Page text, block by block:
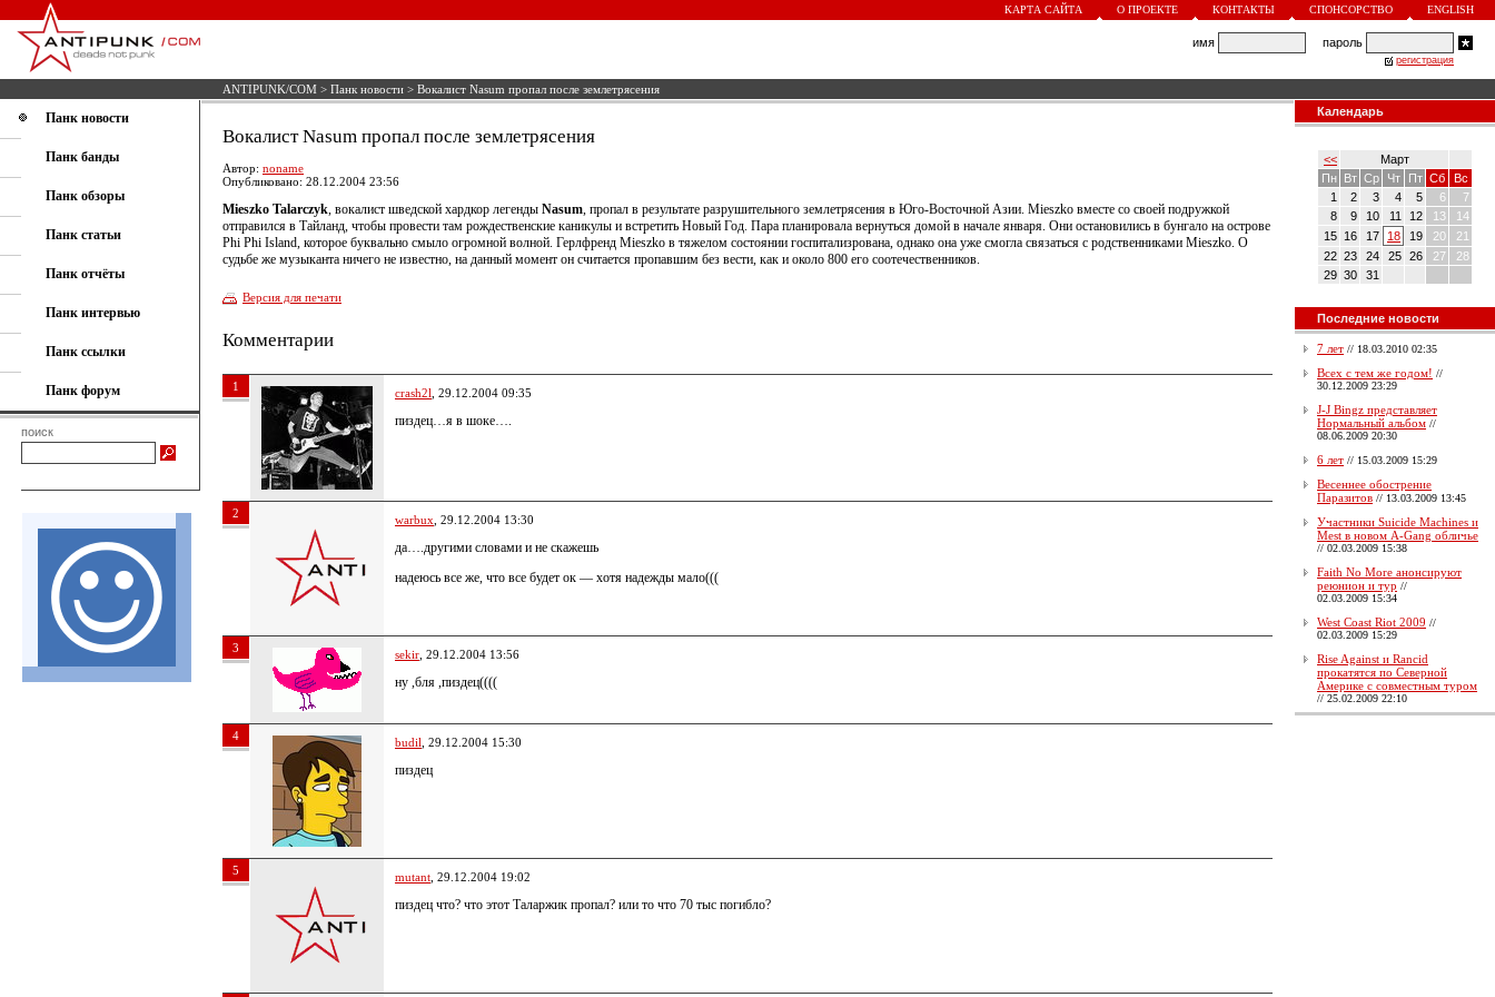
КАРТА САЙТА О ПРОЕКТЕ КОНТАКТЫ СПОНСОРСТВО ENGLISH
имя пароль
регистрация
ANTIPUNK/COM > Панк новости > Вокалист Nasum пропал после землетрясения
Панк новости
Панк банды
Панк обзоры
Панк статьи
Панк отчёты
Панк интервью
Панк ссылки
Панк форум
поиск
Вокалист Nasum пропал после землетрясения
Автор: noname
Опубликовано: 28.12.2004 23:56
Mieszko Talarczyk, вокалист шведской хардкор легенды Nasum, пропал в результате разрушительного землетрясения в Юго-Восточной Азии. Mieszko вместе со своей подружкой
отправился в Тайланд, чтобы провести там рождественские каникулы и встретить Новый Год. Пара планировала вернуться домой в начале января. Они остановились в бунгало на острове
Phi Phi Island, которое буквально смыло огромной волной. Герлфренд Mieszko в тяжелом состоянии госпитализрована, однако она уже смогла связаться с родственниками Mieszko. О
судьбе же музыканта ничего не известно, на данный момент он считается пропавшим без вести, как и около 800 его соотечественников.
Версия для печати
Комментарии
1 crash2l , 29.12.2004 09:35
пиздец…я в шоке….
2 warbux , 29.12.2004 13:30
да….другими словами и не скажешь
надеюсь все же, что все будет ок — хотя надежды мало(((
3 sekir , 29.12.2004 13:56
ну ,бля ,пиздец((((
4 budil , 29.12.2004 15:30
пиздец
5 mutant , 29.12.2004 19:02
пиздец что? что этот Таларжик пропал? или то что 70 тыс погибло?
Календарь
<<
Март
Пн
Вт Ср Чт Пт Сб
Вс
1
2 3 4 5 6
7
8
9 10 11 12 13
14
15 16 17 18 19 20
21
22 23 24 25 26 27
28
29 30 31
Последние новости
7 лет // 18.03.2010 02:35
Всех с тем же годом! //
30.12.2009 23:29
J-J Bingz представляет
Нормальный альбом //
08.06.2009 20:30
6 лет // 15.03.2009 15:29
Весеннее обострение
Паразитов // 13.03.2009 13:45
Участники Suicide Machines и
Mest в новом A-Gang обличье
// 02.03.2009 15:38
Faith No More анонсируют
реюнион и тур //
02.03.2009 15:34
West Coast Riot 2009 //
02.03.2009 15:29
Rise Against и Rancid
прокатятся по Северной
Америке с совместным туром
// 25.02.2009 22:10